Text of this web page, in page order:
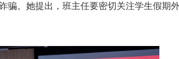
骗。她提出，班主任要密切关注学生假期